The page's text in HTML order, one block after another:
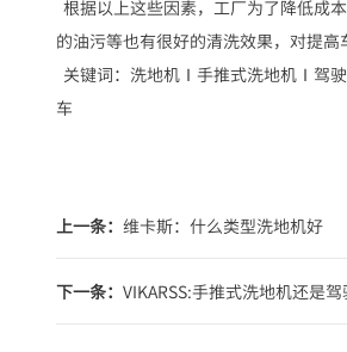
根据以上这些因素，工厂为了降低成
的油污等也有很好的清洗效果，对提高
关键词：洗地机Ⅰ手推式洗地机Ⅰ驾
车
上一条： 维卡斯：什么类型洗地机好
下一条： VIKARSS:手推式洗地机还是驾